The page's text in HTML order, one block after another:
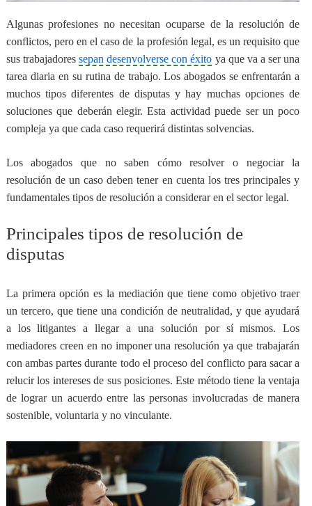
Algunas profesiones no necesitan ocuparse de la resolución de
conflictos, peroen el caso de la profesión legal, es un requisito que
sus trabajadoressepan desenvolverse con éxito ya que va a ser una
tarea diaria en su rutina de trabajo. Los abogados se enfrentarán a
muchos tipos diferentes de disputas y hay muchas opciones de
soluciones que deberán elegir. Esta actividad puede ser un poco
compleja ya que cada caso requerirá distintas solvencias.
Los abogados que no saben cómo resolver o negociar la
resolución de un casodeben tener en cuenta los tres principales y
fundamentales tipos de resolución a considerar en el sector legal.
Principales tipos de resolución de
disputas
La primera opción es la mediación que tiene como objetivo traer
un tercero, que tiene una condición de neutralidad, y que ayudará
a los litigantes a llegar a una solución por sí mismos. Los
mediadores creen en no imponer una resolución ya que trabajarán
con ambas partes durante todo el proceso del conflicto para sacar a
relucir los intereses de sus posiciones. Este método tiene la ventaja
de lograr un acuerdo entre las personas involucradas de manera
sostenible, voluntaria y no vinculante.